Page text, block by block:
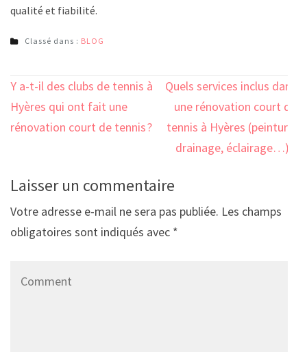
qualité et fiabilité.
Classé dans : BLOG
Navigation
de
l’article
Y a-t-il des clubs de tennis à
Hyères qui ont fait une
rénovation court de tennis ?
Quels services inclus dans
une rénovation court de
tennis à Hyères (peinture,
drainage, éclairage…) ?
Laisser un commentaire
Votre adresse e-mail ne sera pas publiée. Les champs
obligatoires sont indiqués avec *